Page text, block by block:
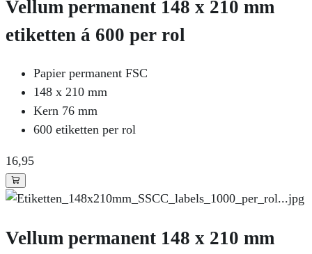
Vellum permanent 148 x 210 mm
etiketten á 600 per rol
Papier permanent FSC
148 x 210 mm
Kern 76 mm
600 etiketten per rol
16,95
Vellum permanent 148 x 210 mm